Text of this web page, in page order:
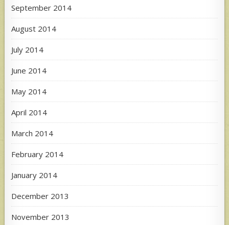
September 2014
August 2014
July 2014
June 2014
May 2014
April 2014
March 2014
February 2014
January 2014
December 2013
November 2013